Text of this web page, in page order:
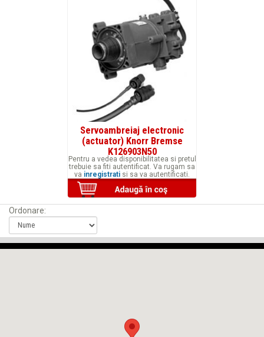
Servoambreiaj electronic
(actuator) Knorr Bremse
K126903N50
Pentru a vedea disponibilitatea si pretul
trebuie sa fiti autentificat. Va rugam sa
va inregistrati si sa va autentificati.
Ordonare: